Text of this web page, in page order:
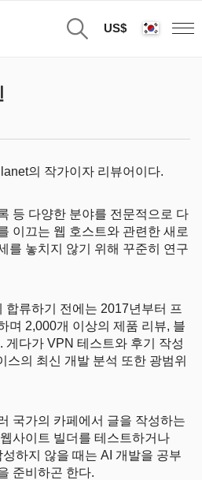
US$
의 작가이자 리뷰어이다.
등 다양한 분야를 전문적으로 다
이끄는 웹 호스트와 관련한 새로
를 놓치지 않기 위해 꾸준히 연구
합류하기 전에는 2017년부터 프
며 2,000개 이상의 제품 리뷰, 블
게다가 VPN 테스트와 후기 작성
스의 최신 개발 분석 또한 광범위
국가의 카페에서 글을 작성하는
사이트 빌더를 테스트하거나
하지 않을 때는 AI 개발을 공부
준비하곤 한다.